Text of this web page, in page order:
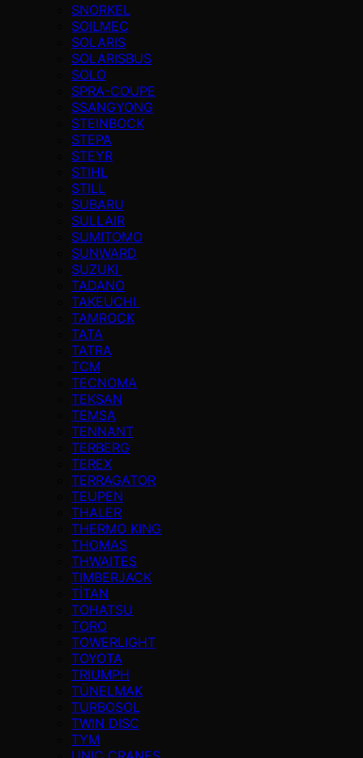
SNORKEL
SOILMEC
SOLARIS
SOLARISBUS
SOLO
SPRA-COUPE
SSANGYONG
STEINBOCK
STEPA
STEYR
STIHL
STILL
SUBARU
SULLAIR
SUMITOMO
SUNWARD
SUZUKI
TADANO
TAKEUCHI
TAMROCK
TATA
TATRA
TCM
TECNOMA
TEKSAN
TEMSA
TENNANT
TERBERG
TEREX
TERRAGATOR
TEUPEN
THALER
THERMO KING
THOMAS
THWAITES
TIMBERJACK
TİTAN
TOHATSU
TORO
TOWERLIGHT
TOYOTA
TRIUMPH
TÜNELMAK
TURBOSOL
TWIN DISC
TYM